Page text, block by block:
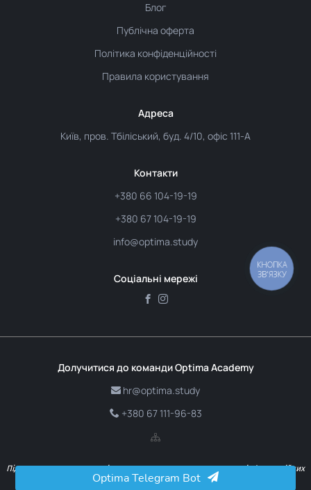
Блог
Публічна оферта
Політика конфіденційності
Правила користування
Адреса
Київ, пров. Тбіліський, буд. 4/10, офіс 111-А
Контакти
+380 66 104-19-19
+380 67 104-19-19
info@optima.study
Соціальні мережі
Долучитися до команди Optima Academy
hr@optima.study
+380 67 111-96-83
Підтверджуючи реєстрацію, ви надаєте згоду на отримання інформаційних
і рекламних повідомлень від компанії.
Optima Telegram Bot
КНОПКА
ЗВ'ЯЗКУ